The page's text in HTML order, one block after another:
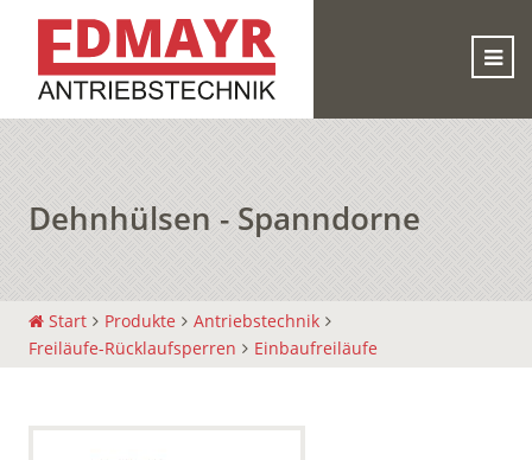
Dehnhülsen - Spanndorne
Start Produkte
Antriebstechnik
Freiläufe-Rücklaufsperren
Einbaufreiläufe